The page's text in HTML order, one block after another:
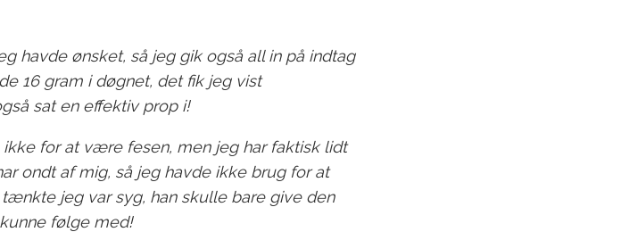
havde ønsket, så jeg gik også all in på indtag
16 gram i døgnet, det fik jeg vist
sat en effektiv prop i!
for at være fesen, men jeg har faktisk lidt
ondt af mig, så jeg havde ikke brug for at
jeg var syg, han skulle bare give den
følge med!